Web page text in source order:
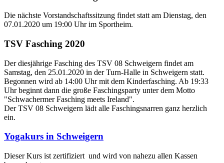
Die nächste Vorstandschaftssitzung findet statt am Dienstag, den
07.01.2020 um 19:00 Uhr im Sportheim.
TSV Fasching 2020
Der diesjährige Fasching des TSV 08 Schweigern findet am
Samstag, den 25.01.2020 in der Turn-Halle in Schweigern statt.
Begonnen wird ab 14:00 Uhr mit dem Kinderfasching. Ab 19:33
Uhr beginnt dann die große Faschingsparty unter dem Motto
"Schwachermer Fasching meets Ireland".
Der TSV 08 Schweigern lädt alle Faschingsnarren ganz herzlich
ein.
Yogakurs in Schweigern
Dieser Kurs ist zertifiziert und wird von nahezu allen Kassen